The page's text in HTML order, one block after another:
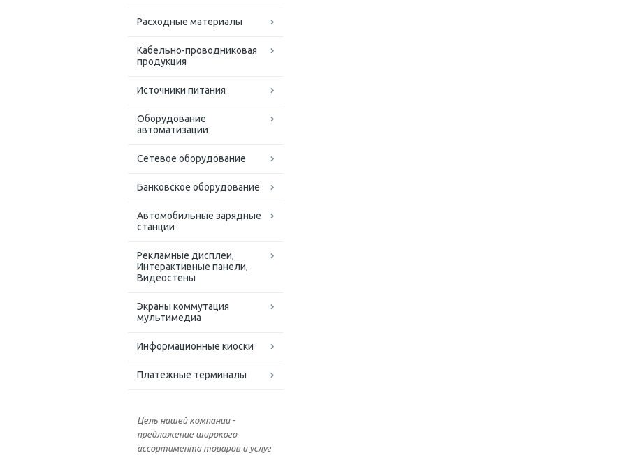
Расходные материалы
Кабельно-проводниковая
продукция
Источники питания
Оборудование
автоматизации
Сетевое оборудование
Банковское оборудование
Автомобильные зарядные
станции
Рекламные дисплеи,
Интерактивные панели,
Видеостены
Экраны коммутация
мультимедиа
Информационные киоски
Платежные терминалы
Цель нашей компании -
предложение широкого
ассортимента товаров и услуг